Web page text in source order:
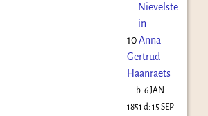
Nievelste
in
10Anna
Gertrud
Haanraets
b:6 JAN
1851 d: 15 SEP